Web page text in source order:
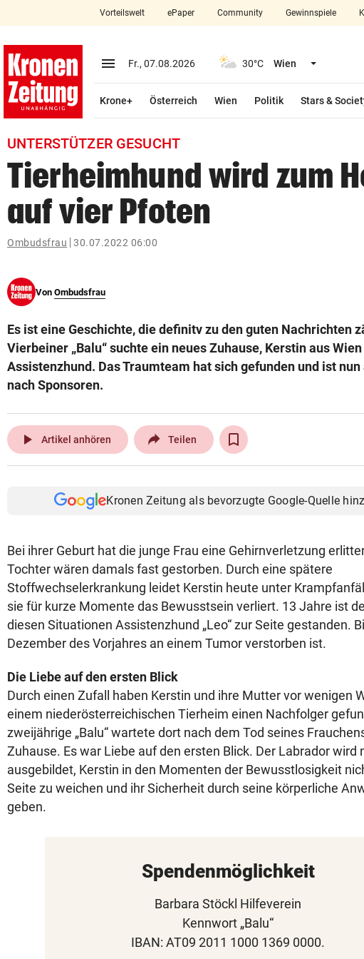
closeSchließen
account_circle Anmelden
arrow_right
pin_drop
bookmark
search
Suchbegriff
© Krone Multimedia GmbH & Co KG 2026
Muthgasse 2, 1190 Wien
Vorteilswelt ePaper Community Gewinnspiele
menu Menü aufklappen
Fr., 07.08.2026 30°C Wien Menü
Krone+ Österreich Wien Politik Stars &
UNTERSTÜTZER GESUCHT
Tierheimhund wird zum
auf vier Pfoten
Ombudsfrau 30.07.2022 06:00
Von Ombudsfrau
Es ist eine Geschichte, die definitv zu den guten Nachrichten
Vierbeiner „Balu“ suchte ein neues Zuhause, Kerstin aus
Assistenzhund. Das Traumteam hat sich gefunden und ist nun
nach Sponsoren.
play_arrow Artikel anhören Teilen
Kronen Zeitung als bevorzugte Google-Quelle
Bei ihrer Geburt hat die junge Frau eine Gehirnverletzung
Tochter wären damals fast gestorben. Durch eine spätere
Stoffwechselerkrankung leidet Kerstin heute unter
sie für kurze Momente das Bewusstsein verliert. 13 Jahre ist
diesen Situationen Assistenzhund „Leo“ zur Seite gestanden.
Dezember des Vorjahres an einem Tumor verstorben ist.
Die Liebe auf den ersten Blick
Durch einen Zufall haben Kerstin und ihre Mutter vor wenigen
einem niederösterreichischen Tierheim einen Nachfolger
zweijährige „Balu“ wartete dort nach dem Tod seines
Zuhause. Es war Liebe auf den ersten Blick. Der Labrador wird
ausgebildet, Kerstin in den Momenten der Bewusstlosigkeit
Seite zu weichen und ihr Sicherheit durch seine körperliche
geben.
Spendenmöglichkeit
Barbara Stöckl Hilfeverein
Kennwort „Balu“
IBAN: AT09 2011 1000 1369 0000.